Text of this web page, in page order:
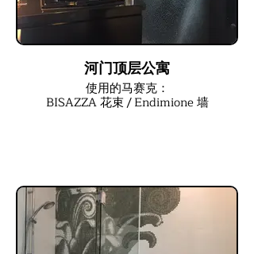
河门顶层公寓
使用的马赛克：
BISAZZA 花束 / Endimione 墙